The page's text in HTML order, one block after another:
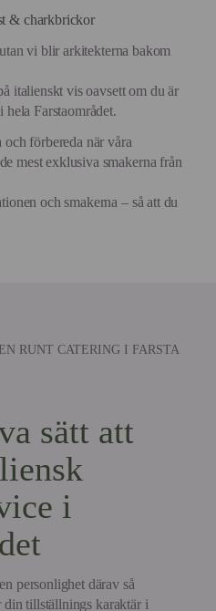
& charkbrickor
vi blir arkitekterna bakom
italienskt vis oavsett om du är
hela Farstaområdet.
förbereda när våra
mest exklusiva smakerna från
och smakerna – så att du
RUNT CATERING I FARSTA
sätt att
i
personlighet därav så
din tillställnings karaktär i